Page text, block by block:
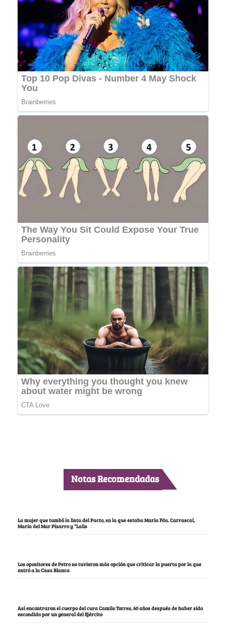
Notas Recomendadas
La mujer que tumbó la lista del Pacto, en la que estaba María Fda. Carrascal,
María del Mar Pizarro y “Lalis
Los opositores de Petro no tuvieron más opción que criticar la puerta por la que
entró a la Casa Blanca
Así encontraron el cuerpo del cura Camilo Torres, 60 años después de haber sido
escondido por un general del Ejército